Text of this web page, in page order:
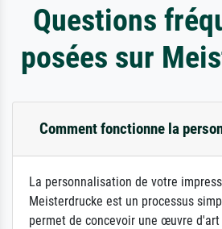
Questions
posées sur
Comment fonctionne la
La personnalisation de votre
Meisterdrucke est un processus
permet de concevoir une œuvre